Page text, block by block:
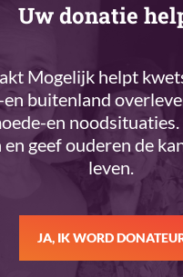
Uw donatie
Mogelijk helpt
buitenland
en noodsituaties.
geef ouderen de
leven.
JA, IK WORD